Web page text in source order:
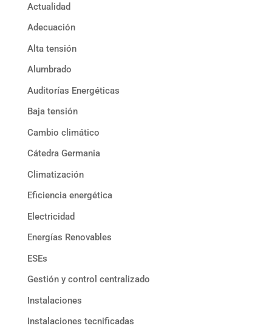
Actualidad
Adecuación
Alta tensión
Alumbrado
Auditorías Energéticas
Baja tensión
Cambio climático
Cátedra Germania
Climatización
Eficiencia energética
Electricidad
Energías Renovables
ESEs
Gestión y control centralizado
Instalaciones
Instalaciones tecnificadas